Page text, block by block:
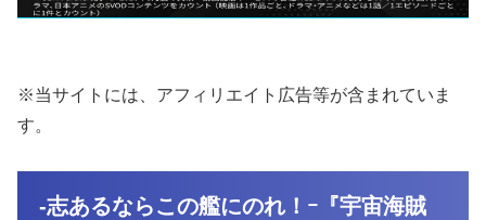
※当サイトには、アフィリエイト広告等が含まれていま
す。
-志あるならこの艦にのれ！ｰ『宇宙海賊